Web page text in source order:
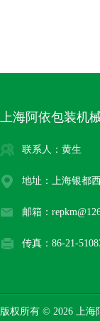
上海阿依包装机
联系人：黄生
地址：上海银都
邮箱：
传真：86-21-
版权所有 © 2026 上海